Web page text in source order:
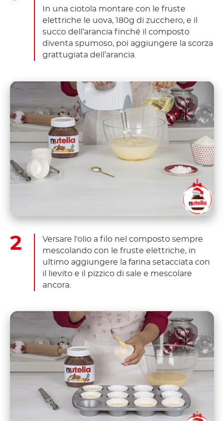
In una ciotola montare con le fruste
elettriche le uova, 180g di zucchero, e il
succo dell’arancia finché il composto
diventa spumoso, poi aggiungere la scorza
grattugiata dell’arancia.
Versare l'olio a filo nel composto sempre
mescolando con le fruste elettriche, in
ultimo aggiungere la farina setacciata con
il lievito e il pizzico di sale e mescolare
ancora.